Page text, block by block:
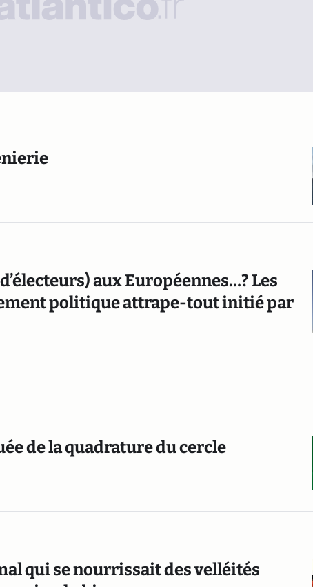
aux Européennes…? Les
politique attrape-tout initié par
de la quadrature du cercle
qui se nourrissait des velléités